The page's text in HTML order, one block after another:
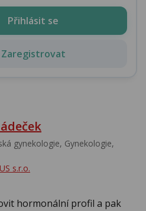
Přihlásit se
Zaregistrovat
gynekologie, Gynekologie,
s.r.o.
hormonální profil a pak